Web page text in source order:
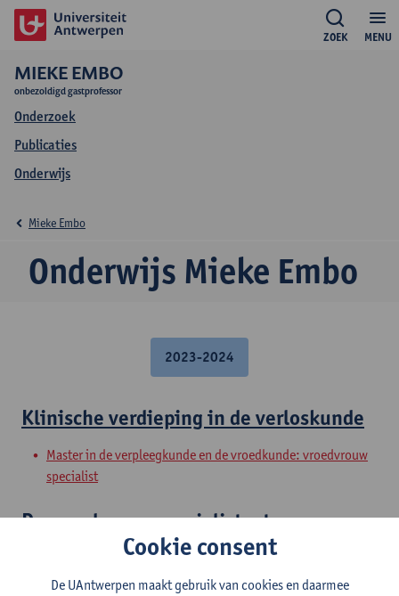
MENU
ZOEK
MIEKE EMBO
onbezoldigd gastprofessor
Onderzoek
Publicaties
Onderwijs
Onderwijs Mieke Embo
Mieke Embo
2023-2024
Klinische verdieping in de verloskunde
Master in de verpleegkunde en de vroedkunde: vroedvrouw
specialist
De vroedvrouw specialist: stage
Master in de verpleegkunde en de vroedkunde: vroedvrouw
specialist
Cookie consent
De UAntwerpen maakt gebruik van cookies en daarmee